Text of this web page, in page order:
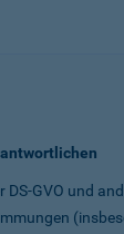
GVO und